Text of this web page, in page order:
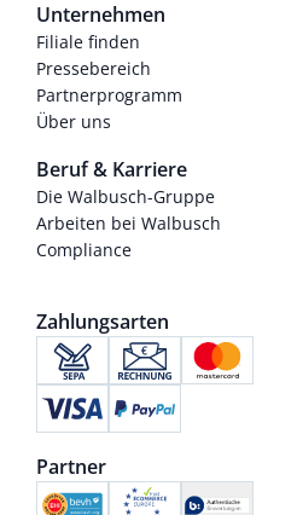
Unternehmen
Filiale finden
Pressebereich
Partnerprogramm
Über uns
Beruf & Karriere
Die Walbusch-Gruppe
Arbeiten bei Walbusch
Compliance
Zahlungsarten
Partner